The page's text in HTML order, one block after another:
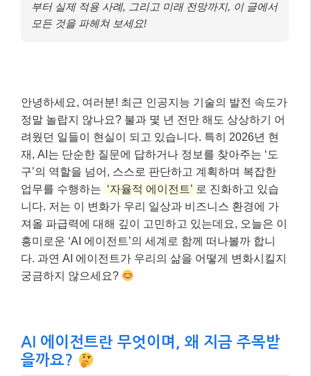
부터 실제 적용 사례, 그리고 미래 전망까지, 이 글에서
모든 것을 파헤쳐 보세요!
안녕하세요, 여러분! 최근 인공지능 기술의 발전 속도가
정말 놀랍지 않나요? 불과 몇 년 전만 해도 상상하기 어
려웠던 일들이 현실이 되고 있습니다. 특히 2026년 현
재, AI는 단순한 질문에 답하거나 정보를 찾아주는 ‘도
구’의 역할을 넘어, 스스로 판단하고 계획하며 복잡한
업무를 수행하는 ‘자율적 에이전트’ 로 진화하고 있습
니다. 저는 이 변화가 우리 일상과 비즈니스 환경에 가
져올 파급력에 대해 깊이 고민하고 있는데요, 오늘은 이
흥미로운 ‘AI 에이전트’의 세계로 함께 떠나볼까 합니
다. 과연 AI 에이전트가 우리의 삶을 어떻게 변화시킬지
궁금하지 않으세요?
AI 에이전트란 무엇이며, 왜 지금 주목받
을까요?